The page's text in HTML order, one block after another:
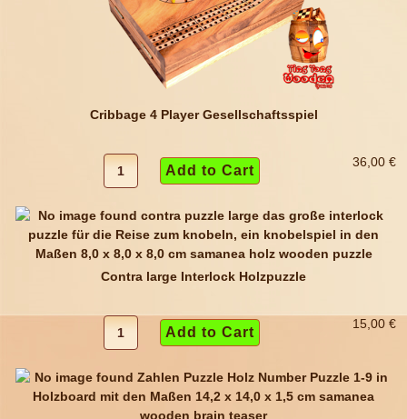
Cribbage 4 Player Gesellschaftsspiel
36,00 €
Contra large Interlock Holzpuzzle
15,00 €